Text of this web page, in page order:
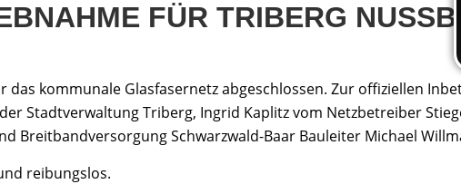
FÜR TRIBERG
das kommunale Glasfasernetz abgeschlossen. Zur offiziellen
Stadtverwaltung Triberg, Ingrid Kaplitz vom Netzbetreiber
Breitbandversorgung Schwarzwald-Baar Bauleiter Michael
reibungslos.